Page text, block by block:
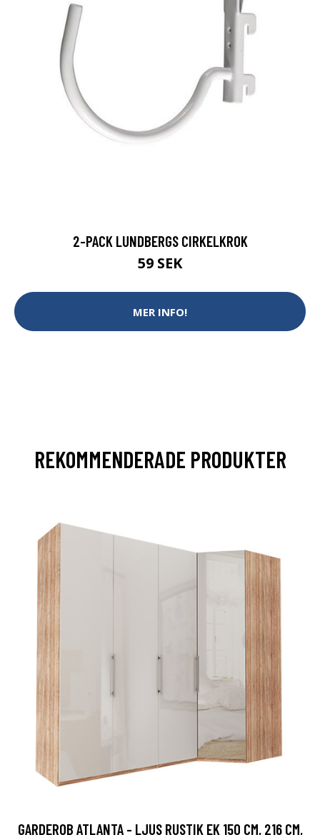
2-PACK LUNDBERGS CIRKELKROK
59 SEK
MER INFO!
REKOMMENDERADE PRODUKTER
GARDEROB ATLANTA - LJUS RUSTIK EK 150 CM, 216 CM,